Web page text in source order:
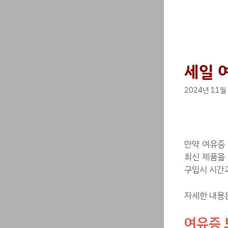
세일
2024년 11
만약 여유
최신 제품
구입시 시간
자세한 내용
여유증